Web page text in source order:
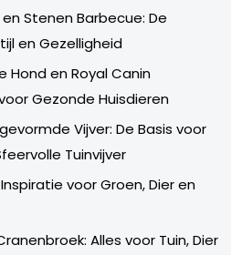
Stenen Barbecue: De
en Gezelligheid
Hond en Royal Canin
Gezonde Huisdieren
Vijver: De Basis voor
Tuinvijver
voor Groen, Dier en
Alles voor Tuin, Dier